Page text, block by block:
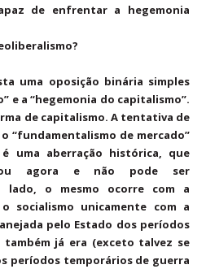
de enfrentar a hegemonia
uma oposição binária simples
e a “hegemonia do capitalismo”.
de capitalismo. A tentativa de
“fundamentalismo de mercado”
uma aberração histórica, que
agora e não pode ser
lado, o mesmo ocorre com a
socialismo unicamente com a
pelo Estado dos períodos
já era (exceto talvez se
períodos temporários de guerra